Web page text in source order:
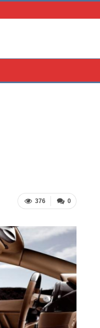
0
376